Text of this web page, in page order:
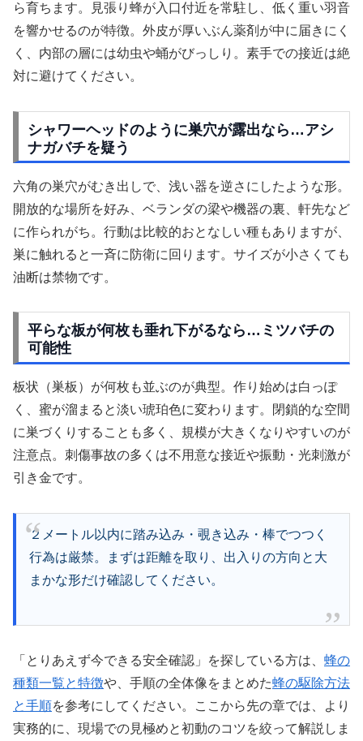
ら育ちます。見張り蜂が入口付近を常駐し、低く重い羽音
を響かせるのが特徴。外皮が厚いぶん薬剤が中に届きにく
く、内部の層には幼虫や蛹がびっしり。素手での接近は絶
対に避けてください。
シャワーヘッドのように巣穴が露出なら…アシ
ナガバチを疑う
六角の巣穴がむき出しで、浅い器を逆さにしたような形。
開放的な場所を好み、ベランダの梁や機器の裏、軒先など
に作られがち。行動は比較的おとなしい種もありますが、
巣に触れると一斉に防衛に回ります。サイズが小さくても
油断は禁物です。
平らな板が何枚も垂れ下がるなら…ミツバチの
可能性
板状（巣板）が何枚も並ぶのが典型。作り始めは白っぽ
く、蜜が溜まると淡い琥珀色に変わります。閉鎖的な空間
に巣づくりすることも多く、規模が大きくなりやすいのが
注意点。刺傷事故の多くは不用意な接近や振動・光刺激が
引き金です。
２メートル以内に踏み込み・覗き込み・棒でつつく
行為は厳禁。まずは距離を取り、出入りの方向と大
まかな形だけ確認してください。
「とりあえず今できる安全確認」を探している方は、 蜂の
種類一覧と特徴や、手順の全体像をまとめた蜂の駆除方法
と手順を参考にしてください。ここから先の章では、より
実務的に、現場での見極めと初動のコツを絞って解説しま